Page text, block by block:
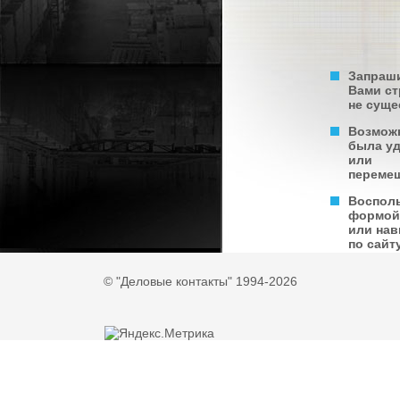
Вами
не
была
или
формой
или
по
© "Деловые контакты" 1994-2026